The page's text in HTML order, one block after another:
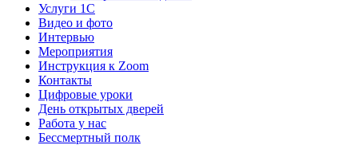
Услуги 1C
Видео и фото
Интервью
Мероприятия
Инструкция к Zoom
Контакты
Цифровые уроки
День открытых дверей
Работа у нас
Бессмертный полк